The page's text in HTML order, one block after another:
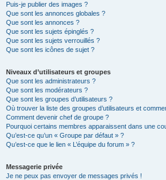
Puis-je publier des images ?
Que sont les annonces globales ?
Que sont les annonces ?
Que sont les sujets épinglés ?
Que sont les sujets verrouillés ?
Que sont les icônes de sujet ?
Niveaux d’utilisateurs et groupes
Que sont les administrateurs ?
Que sont les modérateurs ?
Que sont les groupes d’utilisateurs ?
Où trouver la liste des groupes d’utilisateurs et
Comment devenir chef de groupe ?
Pourquoi certains membres apparaissent dans une
Qu’est-ce qu’un « Groupe par défaut » ?
Qu’est-ce que le lien « L’équipe du forum » ?
Messagerie privée
Je ne peux pas envoyer de messages privés !